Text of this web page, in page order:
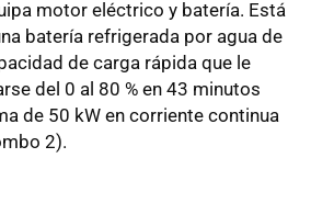
motor eléctrico y batería. Está
batería refrigerada por agua de
de carga rápida que le
del 0 al 80 % en 43 minutos
de 50 kW en corriente continua
2).